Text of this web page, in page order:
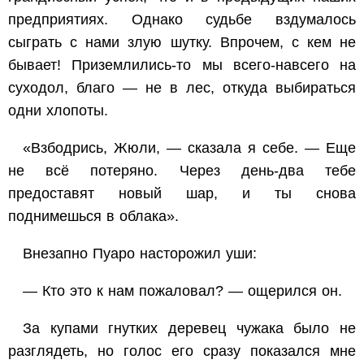
предприятиях. Однако судьбе вздумалось
сыграть с нами злую шутку. Впрочем, с кем не
бывает! Приземлились-то мы всего-навсего на
суходол, благо — не в лес, откуда выбираться
одни хлопоты.
«Взбодрись, Жюли, — сказала я себе. — Еще
не всё потеряно. Через день-два тебе
предоставят новый шар, и ты снова
поднимешься в облака».
Внезапно Пуаро насторожил уши:
— Кто это к нам пожаловал? — ощерился он.
За купами гнутких деревец чужака было не
разглядеть, но голос его сразу показался мне